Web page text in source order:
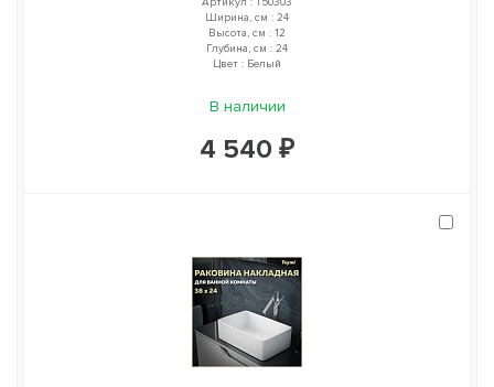
Ширина, см : 24
Высота, см : 12
Глубина, см : 24
Цвет : Белый
В наличии
4 540 ₽